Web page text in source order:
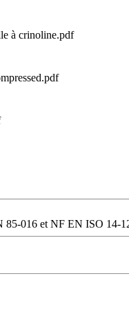
à crinoline.pdf
85-016 et NF EN ISO 14-